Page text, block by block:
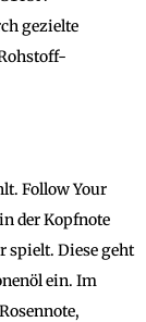
gezielte
Follow Your
der Kopfnote
spielt. Diese geht
ein. Im